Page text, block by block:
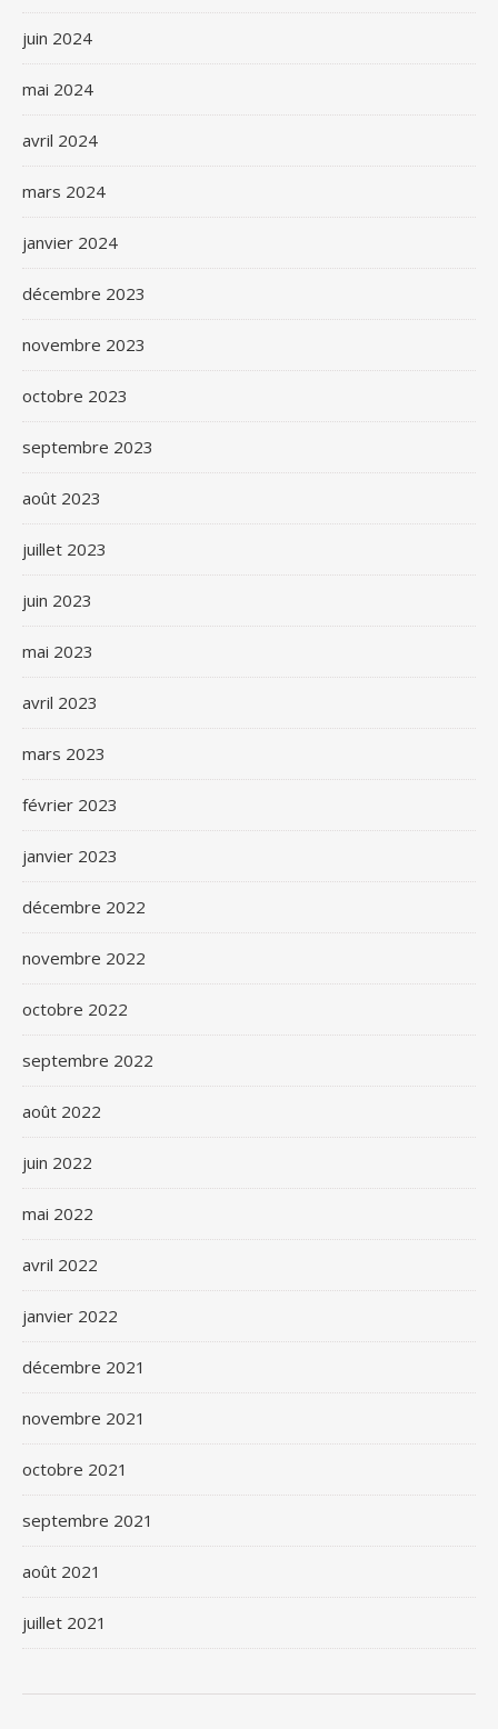
juin 2024
mai 2024
avril 2024
mars 2024
janvier 2024
décembre 2023
novembre 2023
octobre 2023
septembre 2023
août 2023
juillet 2023
juin 2023
mai 2023
avril 2023
mars 2023
février 2023
janvier 2023
décembre 2022
novembre 2022
octobre 2022
septembre 2022
août 2022
juin 2022
mai 2022
avril 2022
janvier 2022
décembre 2021
novembre 2021
octobre 2021
septembre 2021
août 2021
juillet 2021